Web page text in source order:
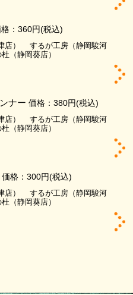
：360円(税込)
）
するが工房（静岡駿河
（静岡葵店）
ナー 価格：380円(税込)
）
するが工房（静岡駿河
（静岡葵店）
価格：300円(税込)
）
するが工房（静岡駿河
（静岡葵店）